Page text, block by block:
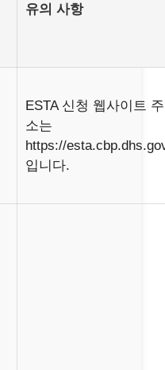
유의 사항
ESTA 신청 웹사이트 주
소는
https://
입니다.